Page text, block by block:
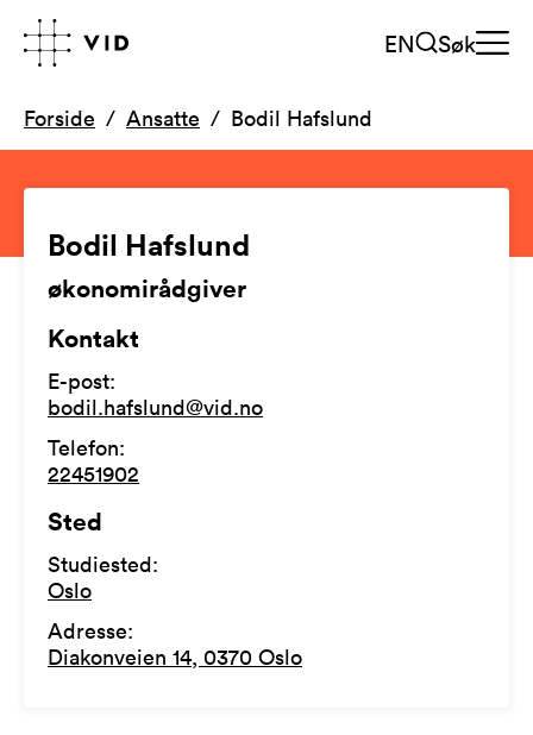
EN Søk
Forside Ansatte Bodil Hafslund
Bodil Hafslund
økonomirådgiver
Kontakt
E-post:
bodil.hafslund@vid.no
Telefon:
22451902
Sted
Studiested:
Oslo
Adresse:
Diakonveien 14, 0370 Oslo